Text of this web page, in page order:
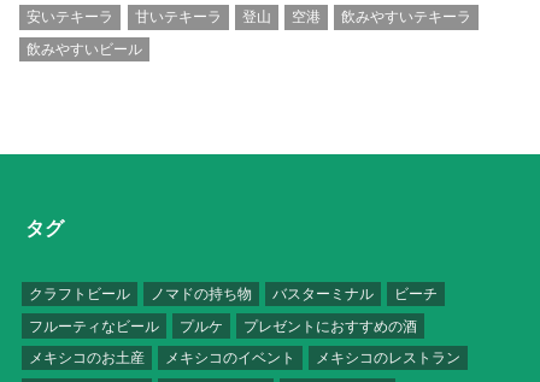
安いテキーラ
甘いテキーラ 登山 空港
飲みやすいテキーラ
飲みやすいビール
タグ
クラフトビール ノマドの持ち物 バスターミナル
ビーチ
フルーティなビール
プルケ
プレゼントにおすすめの酒
メキシコのお土産
メキシコのイベント
メキシコのレストラン